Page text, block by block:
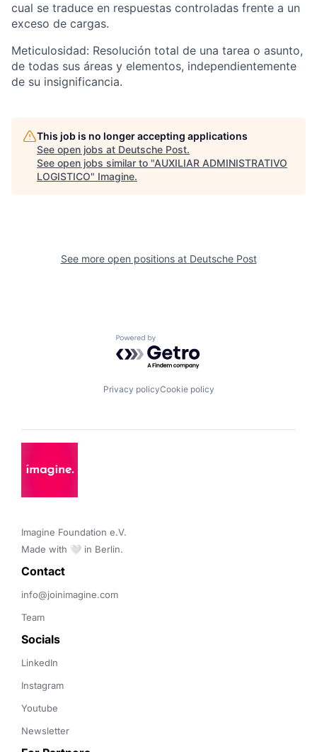
cual se traduce en respuestas controladas frente a un
exceso de cargas.
Meticulosidad: Resolución total de una tarea o asunto,
de todas sus áreas y elementos, independientemente
de su insignificancia.
This job is no longer accepting applications
See open jobs at Deutsche Post.
See open jobs similar to "AUXILIAR ADMINISTRATIVO
LOGISTICO" Imagine.
See more open positions at Deutsche Post
Powered by Getro.com
Privacy policyCookie policy
Imagine Foundation e.V.
Made with 🤍 in Berlin.
Contact
info@joinimagine.com
Team
Socials
LinkedIn
Instagram
Youtube
Newsletter